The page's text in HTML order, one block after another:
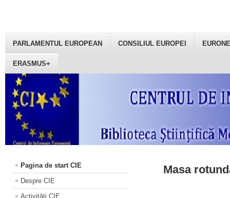
PARLAMENTUL EUROPEAN CONSILIUL EUROPEI
ERASMUS+
Pagina de start CIE
Despre CIE
Activități CIE
Masa